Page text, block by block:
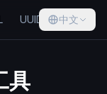
UUID Hash
中文
具